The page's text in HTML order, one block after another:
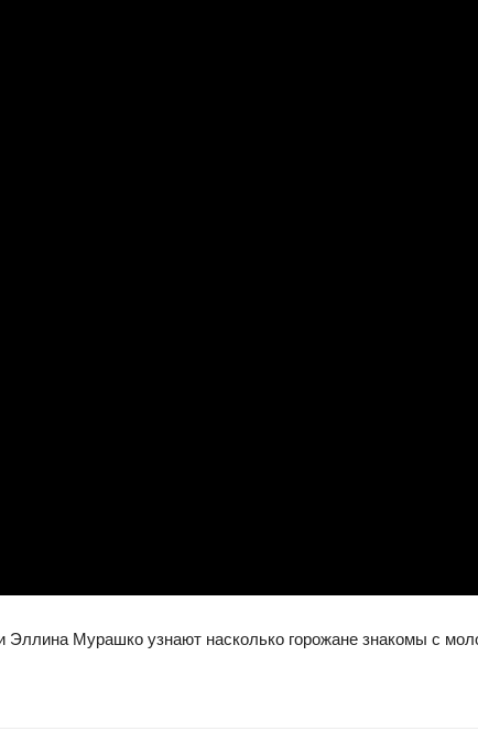
Мурашко узнают насколько горожане знакомы с